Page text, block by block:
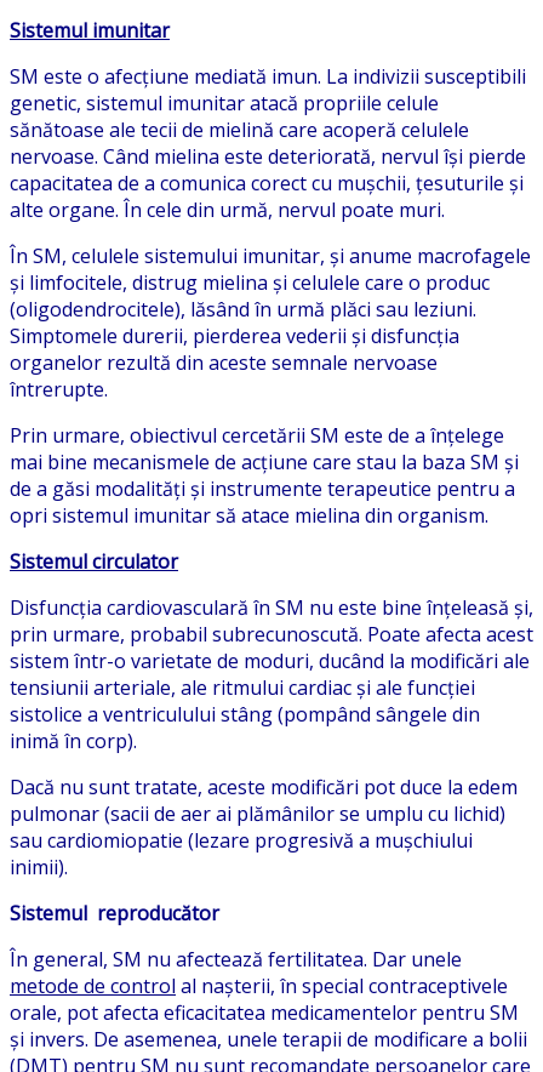
Sistemul imunitar
SM este o afecțiune mediată imun. La indivizii susceptibili
genetic, sistemul imunitar atacă propriile celule
sănătoase ale tecii de mielină care acoperă celulele
nervoase. Când mielina este deteriorată, nervul își pierde
capacitatea de a comunica corect cu mușchii, țesuturile și
alte organe. În cele din urmă, nervul poate muri.
În SM, celulele sistemului imunitar, și anume macrofagele
și limfocitele, distrug mielina și celulele care o produc
(oligodendrocitele), lăsând în urmă plăci sau leziuni.
Simptomele durerii, pierderea vederii și disfuncția
organelor rezultă din aceste semnale nervoase
întrerupte.
Prin urmare, obiectivul cercetării SM este de a înțelege
mai bine mecanismele de acțiune care stau la baza SM și
de a găsi modalități și instrumente terapeutice pentru a
opri sistemul imunitar să atace mielina din organism.
Sistemul circulator
Disfuncția cardiovasculară în SM nu este bine înțeleasă și,
prin urmare, probabil subrecunoscută. Poate afecta acest
sistem într-o varietate de moduri, ducând la modificări ale
tensiunii arteriale, ale ritmului cardiac și ale funcției
sistolice a ventriculului stâng (pompând sângele din
inimă în corp).
Dacă nu sunt tratate, aceste modificări pot duce la edem
pulmonar (sacii de aer ai plămânilor se umplu cu lichid)
sau cardiomiopatie (lezare progresivă a mușchiului
inimii).
Sistemul reproducător
În general, SM nu afectează fertilitatea. Dar unele
metode de control al nașterii, în special contraceptivele
orale, pot afecta eficacitatea medicamentelor pentru SM
și invers. De asemenea, unele terapii de modificare a bolii
(DMT) pentru SM nu sunt recomandate persoanelor care